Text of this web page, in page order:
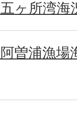
ヶ所湾海
曽浦漁場